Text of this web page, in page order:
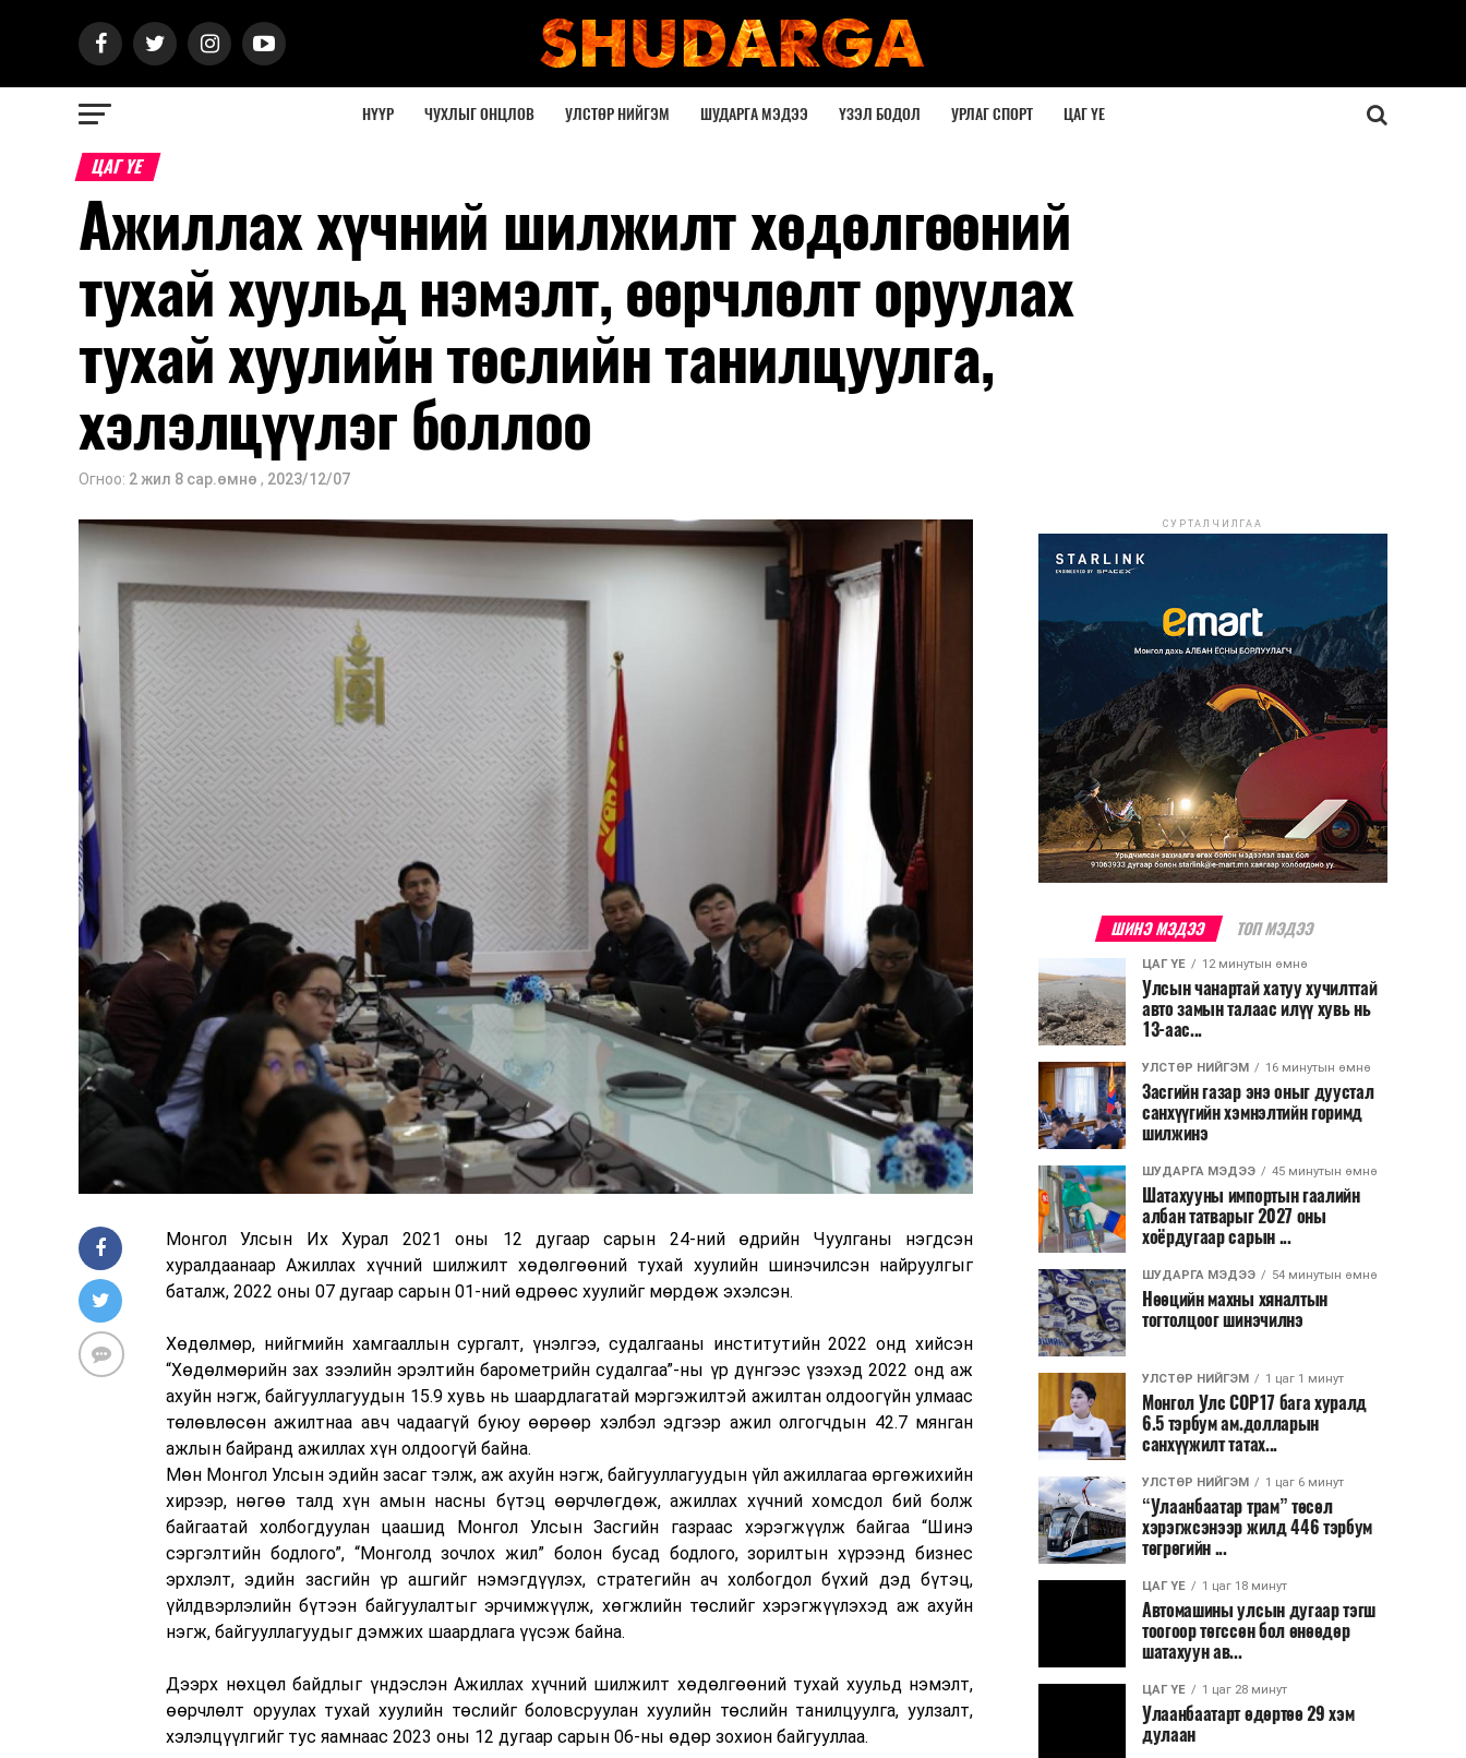
НҮҮР ЧУХЛЫГ ОНЦЛОВ УЛСТӨР НИЙГЭМ ШУДАРГА МЭДЭЭ ҮЗЭЛ БОДОЛ УРЛАГ СПОРТ ЦАГ ҮЕ
ЦАГ ҮЕ
Ажиллах хүчний шилжилт хөдөлгөөний
тухай хуульд нэмэлт, өөрчлөлт оруулах
тухай хуулийн төслийн танилцуулга,
хэлэлцүүлэг боллоо
Огноо: 2 жил 8 сар.өмнө , 2023/12/07
Монгол Улсын Их Хурал 2021 оны 12 дугаар сарын 24-ний өдрийн Чуулганы нэгдсэн
хуралдаанаар Ажиллах хүчний шилжилт хөдөлгөөний тухай хуулийн шинэчилсэн найруулгыг
баталж, 2022 оны 07 дугаар сарын 01-ний өдрөөс хуулийг мөрдөж эхэлсэн.
Хөдөлмөр, нийгмийн хамгааллын сургалт, үнэлгээ, судалгааны институтийн 2022 онд хийсэн
“Хөдөлмөрийн зах зээлийн эрэлтийн барометрийн судалгаа”-ны үр дүнгээс үзэхэд 2022 онд аж
ахуйн нэгж, байгууллагуудын 15.9 хувь нь шаардлагатай мэргэжилтэй ажилтан олдоогүйн улмаас
төлөвлөсөн ажилтнаа авч чадаагүй буюу өөрөөр хэлбэл эдгээр ажил олгогчдын 42.7 мянган
ажлын байранд ажиллах хүн олдоогүй байна.
Мөн Монгол Улсын эдийн засаг тэлж, аж ахуйн нэгж, байгууллагуудын үйл ажиллагаа өргөжихийн
хирээр, нөгөө талд хүн амын насны бүтэц өөрчлөгдөж, ажиллах хүчний хомсдол бий болж
байгаатай холбогдуулан цаашид Монгол Улсын Засгийн газраас хэрэгжүүлж байгаа “Шинэ
сэргэлтийн бодлого”, “Монголд зочлох жил” болон бусад бодлого, зорилтын хүрээнд бизнес
эрхлэлт, эдийн засгийн үр ашгийг нэмэгдүүлэх, стратегийн ач холбогдол бүхий дэд бүтэц,
үйлдвэрлэлийн бүтээн байгуулалтыг эрчимжүүлж, хөгжлийн төслийг хэрэгжүүлэхэд аж ахуйн
нэгж, байгууллагуудыг дэмжих шаардлага үүсэж байна.
Дээрх нөхцөл байдлыг үндэслэн Ажиллах хүчний шилжилт хөдөлгөөний тухай хуульд нэмэлт,
өөрчлөлт оруулах тухай хуулийн төслийг боловсруулан хуулийн төслийн танилцуулга, уулзалт,
хэлэлцүүлгийг тус яамнаас 2023 оны 12 дугаар сарын 06-ны өдөр зохион байгууллаа.
СУРТАЛЧИЛГАА
ШИНЭ МЭДЭЭ ТОП МЭДЭЭ
ЦАГ ҮЕ 12 минутын өмнө
Улсын чанартай хатуу хучилттай
авто замын талаас илүү хувь нь
13-аас...
УЛСТӨР НИЙГЭМ 16 минутын өмнө
Засгийн газар энэ оныг дуустал
санхүүгийн хэмнэлтийн горимд
шилжинэ
ШУДАРГА МЭДЭЭ 45 минутын өмнө
Шатахууны импортын гаалийн
албан татварыг 2027 оны
хоёрдугаар сарын ...
ШУДАРГА МЭДЭЭ 54 минутын өмнө
Нөөцийн махны хяналтын
тогтолцоог шинэчилнэ
УЛСТӨР НИЙГЭМ 1 цаг 1 минут
Монгол Улс COP17 бага хуралд
6.5 тэрбум ам.долларын
санхүүжилт татах...
УЛСТӨР НИЙГЭМ 1 цаг 6 минут
“Улаанбаатар трам” төсөл
хэрэгжсэнээр жилд 446 тэрбум
төгрөгийн ...
ЦАГ ҮЕ 1 цаг 18 минут
Автомашины улсын дугаар тэгш
тоогоор төгссөн бол өнөөдөр
шатахуун ав...
ЦАГ ҮЕ 1 цаг 28 минут
Улаанбаатарт өдөртөө 29 хэм
дулаан